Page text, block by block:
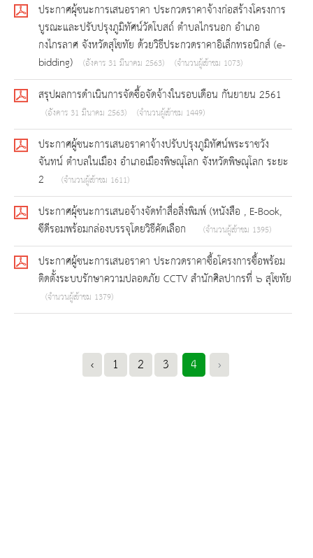
ประกาศผุ้ชนะการเสนอราคา ประกวดราคาจ้างก่อสร้างโครงการ
บูรณะและปรับปรุงภูมิทัศน์วัดโบสถ์ ตำบลไกรนอก อำเภอ
กงไกรลาศ จังหวัดสุโขทัย ด้วยวิธีประกวดราคาอิเล็กทรอนิกส์ (e-
bidding)
(อังคาร 31 มีนาคม 2563) (จำนวนผู้เข้าชม 1073)
สรุปผลการดำเนินการจัดซื้อจัดจ้างในรอบเดือน กันยายน 2561
(อังคาร 31 มีนาคม 2563) (จำนวนผู้เข้าชม 1449)
ประกาศผู้ชนะการเสนอราคาจ้างปรับปรุงภูมิทัศน์พระราชวัง
จันทน์ ตำบลในเมือง อำเภอเมืองพิษณุโลก จังหวัดพิษณุโลก ระยะ
2
(จำนวนผู้เข้าชม 1611)
ประกาศผุ้ชนะการเสนอจ้างจัดทำสื่อสิ่งพิมพ์ (หนังสือ , E-Book,
ซีดีรอมพร้อมกล่องบรรจุโดยวิธีคัดเลือก
(จำนวนผู้เข้าชม 1395)
ประกาศผู้ชนะการเสนอราคา ประกวดราคาซื้อโครงการซื้อพร้อม
ติดตั้งระบบรักษาความปลอดภัย CCTV สำนักศิลปากรที่ ๖ สุโขทัย
(จำนวนผู้เข้าชม 1379)
‹ 1 2 3 4 ›